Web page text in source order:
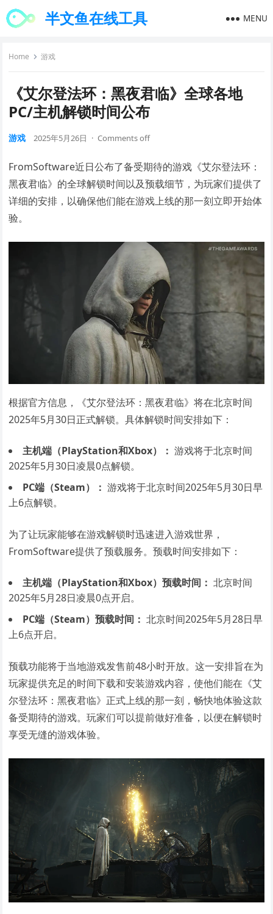
半文鱼在线工具 MENU
Home 游戏
《艾尔登法环：黑夜君临》全球各地
PC/主机解锁时间公布
游戏 2025年5月26日 · Comments off
FromSoftware近日公布了备受期待的游戏《艾尔登法环：
黑夜君临》的全球解锁时间以及预载细节，为玩家们提供了
详细的安排，以确保他们能在游戏上线的那一刻立即开始体
验。
根据官方信息，《艾尔登法环：黑夜君临》将在北京时间
2025年5月30日正式解锁。具体解锁时间安排如下：
主机端（PlayStation和Xbox）： 游戏将于北京时间
2025年5月30日凌晨0点解锁。
PC端（Steam）： 游戏将于北京时间2025年5月30日早
上6点解锁。
为了让玩家能够在游戏解锁时迅速进入游戏世界，
FromSoftware提供了预载服务。预载时间安排如下：
主机端（PlayStation和Xbox）预载时间： 北京时间
2025年5月28日凌晨0点开启。
PC端（Steam）预载时间： 北京时间2025年5月28日早
上6点开启。
预载功能将于当地游戏发售前48小时开放。这一安排旨在为
玩家提供充足的时间下载和安装游戏内容，使他们能在《艾
尔登法环：黑夜君临》正式上线的那一刻，畅快地体验这款
备受期待的游戏。玩家们可以提前做好准备，以便在解锁时
享受无缝的游戏体验。